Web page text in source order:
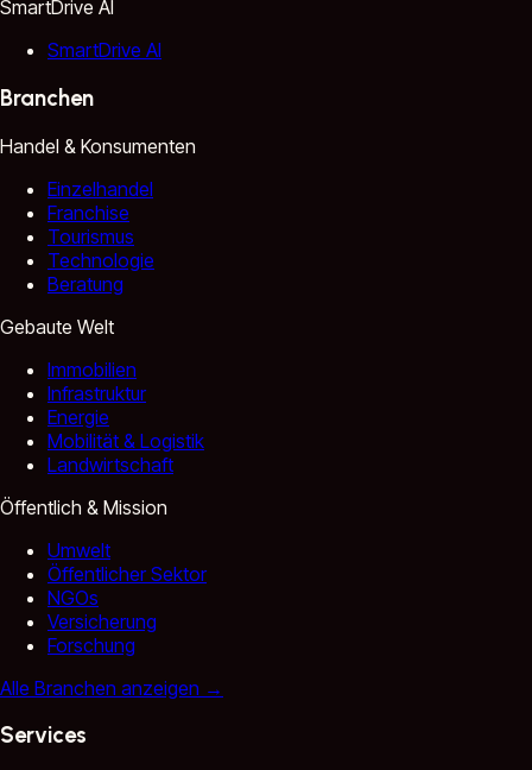
SmartDrive AI
SmartDrive AI
Branchen
Handel & Konsumenten
Einzelhandel
Franchise
Tourismus
Technologie
Beratung
Gebaute Welt
Immobilien
Infrastruktur
Energie
Mobilität & Logistik
Landwirtschaft
Öffentlich & Mission
Umwelt
Öffentlicher Sektor
NGOs
Versicherung
Forschung
Alle Branchen anzeigen →
Services